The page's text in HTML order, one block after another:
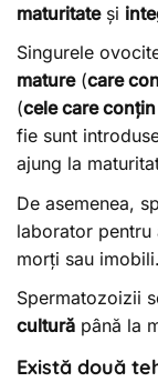
maturitateși
Singurele
mature(care
(cele care
fie sunt
ajung la
De asemenea,
laborator pentru
morți sau imobili.
Spermatozoizii
cultură până la
Există două